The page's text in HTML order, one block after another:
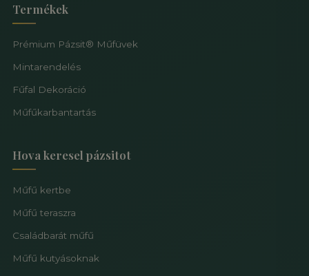
Termékek
Prémium Pázsit® Műfüvek
Mintarendelés
Fűfal Dekoráció
Műfűkarbantartás
Hova keresel pázsitot
Műfű kertbe
Műfű teraszra
Családbarát műfű
Műfű kutyásoknak